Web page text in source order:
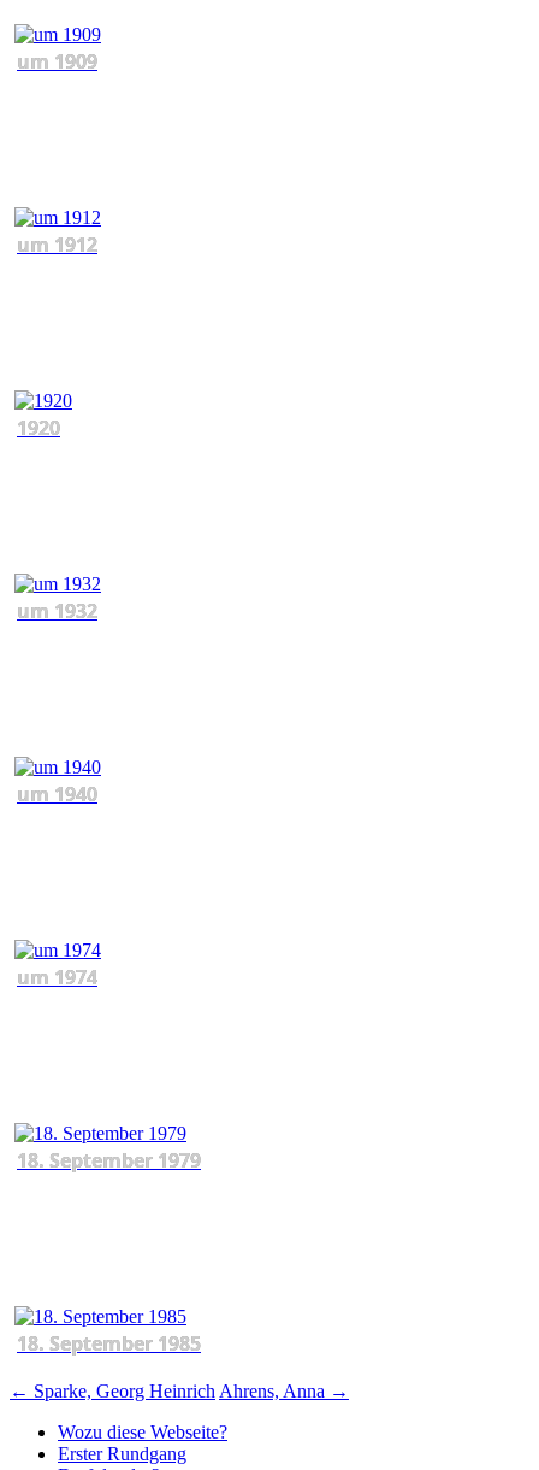
um 1909
um 1912
1920
um 1932
um 1940
um 1974
18. September 1979
18. September 1985
Beitragsnavigation
← Sparke, Georg Heinrich Ahrens, Anna →
Wozu diese Webseite?
Erster Rundgang